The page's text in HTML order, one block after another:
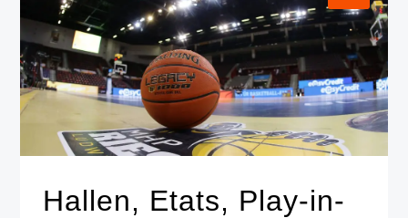
Hallen, Etats, Play-in-